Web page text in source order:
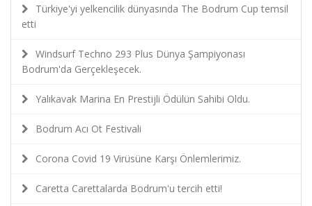
Türkiye'yi yelkencilik dünyasında The Bodrum Cup temsil
etti
Windsurf Techno 293 Plus Dünya Şampiyonası
Bodrum'da Gerçekleşecek.
Yalıkavak Marina En Prestijli Ödülün Sahibi Oldu.
Bodrum Acı Ot Festivali
Corona Covid 19 Virüsüne Karşı Önlemlerimiz.
Caretta Carettalarda Bodrum'u tercih etti!